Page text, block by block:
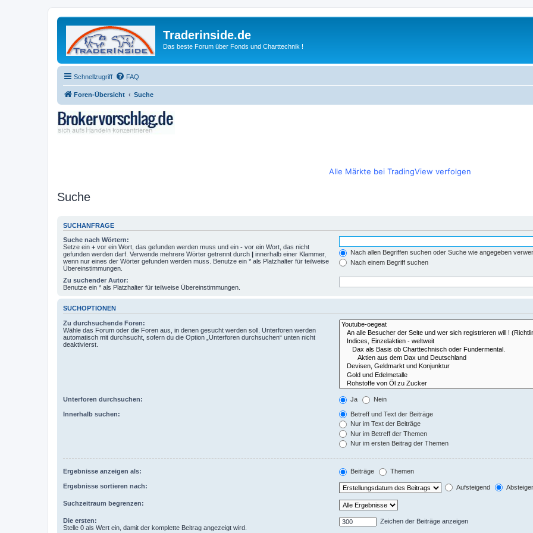
Traderinside.de
Das beste Forum über Fonds und Charttechnik !
Schnellzugriff FAQ
Foren-Übersicht Suche
Alle Märkte bei TradingView verfolgen
Suche
SUCHANFRAGE
Suche nach Wörtern:
Setze ein + vor ein Wort, das gefunden werden muss und ein - vor ein Wort, das nicht
gefunden werden darf. Verwende mehrere Wörter getrennt durch | innerhalb einer Klammer,
wenn nur eines der Wörter gefunden werden muss. Benutze ein * als Platzhalter für teilweise
Übereinstimmungen.
Nach allen Begriffen suchen oder Suche wie angegeben
Nach einem Begriff suchen
Zu suchender Autor:
Benutze ein * als Platzhalter für teilweise Übereinstimmungen.
SUCHOPTIONEN
Zu durchsuchende Foren:
Wähle das Forum oder die Foren aus, in denen gesucht werden soll. Unterforen werden
automatisch mit durchsucht, sofern du die Option „Unterforen durchsuchen“ unten nicht
deaktivierst.
Unterforen durchsuchen: Ja Nein
Innerhalb suchen:
Betreff und Text der Beiträge
Nur im Text der Beiträge
Nur im Betreff der Themen
Nur im ersten Beitrag der Themen
Ergebnisse anzeigen als: Beiträge Themen
Ergebnisse sortieren nach: Aufsteigend
Suchzeitraum begrenzen:
Die ersten:
Stelle 0 als Wert ein, damit der komplette Beitrag angezeigt wird.
Zeichen der Beiträge anzeigen